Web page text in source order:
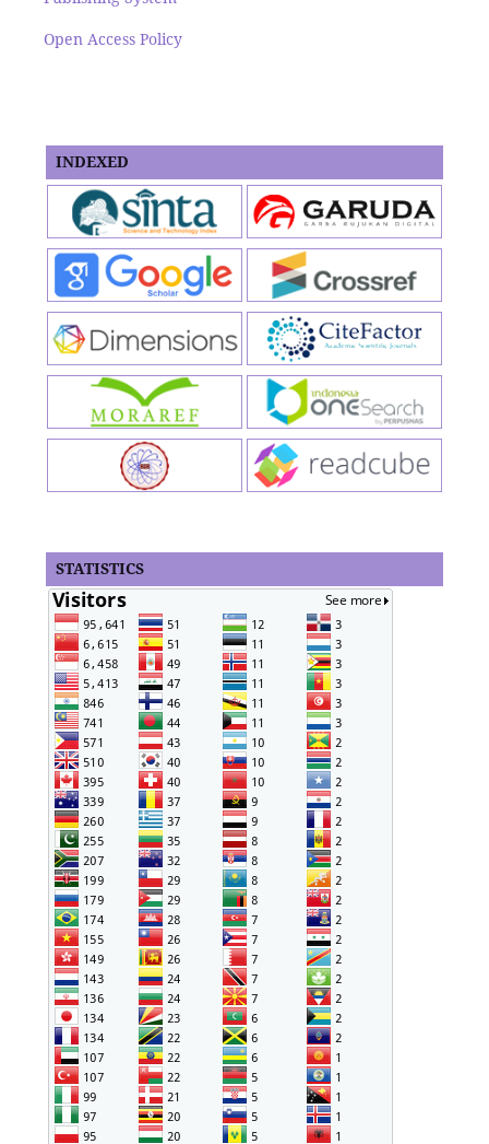
Open Access Policy
INDEXED
STATISTICS